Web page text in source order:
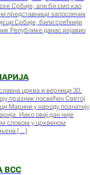
Србије, али би смо као
представници запослених
Србије, били срећнији
Републике данас изјавио
црква и верници 30.
празник посвећен Светој
Марини у народу познатију
Иако овај дан није
словом у црквеном
ВСС